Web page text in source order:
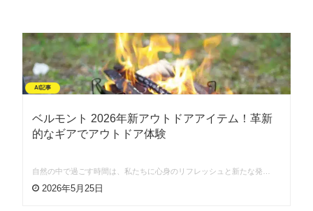
AI記事
ベルモント 2026年新アウトドアアイテム！革新
的なギアでアウトドア体験
自然の中で過ごす時間は、私たちに心身のリフレッシュと新たな発…
2026年5月25日